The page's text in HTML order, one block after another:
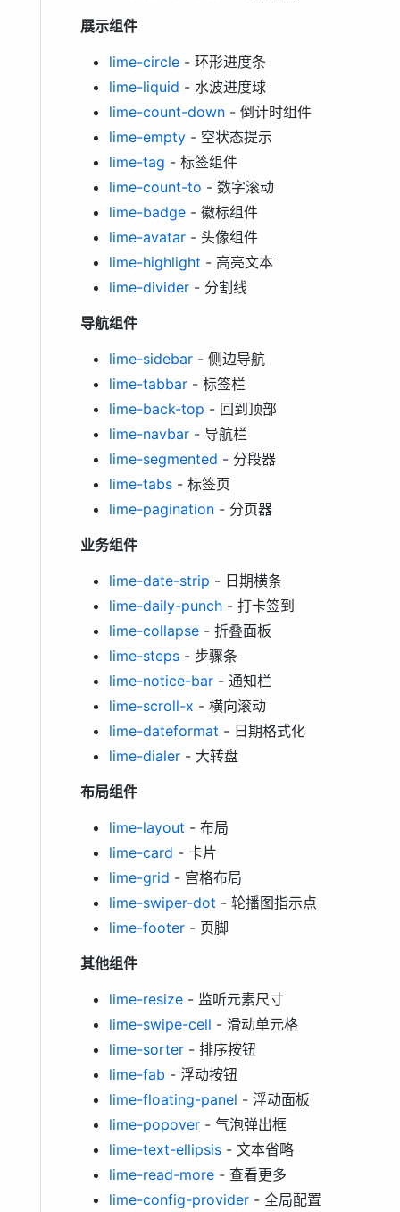
展示组件
lime-circle - 环形进度条
lime-liquid - 水波进度球
lime-count-down - 倒计时组件
lime-empty - 空状态提示
lime-tag - 标签组件
lime-count-to - 数字滚动
lime-badge - 徽标组件
lime-avatar - 头像组件
lime-highlight - 高亮文本
lime-divider - 分割线
导航组件
lime-sidebar - 侧边导航
lime-tabbar - 标签栏
lime-back-top - 回到顶部
lime-navbar - 导航栏
lime-segmented - 分段器
lime-tabs - 标签页
lime-pagination - 分页器
业务组件
lime-date-strip - 日期横条
lime-daily-punch - 打卡签到
lime-collapse - 折叠面板
lime-steps - 步骤条
lime-notice-bar - 通知栏
lime-scroll-x - 横向滚动
lime-dateformat - 日期格式化
lime-dialer - 大转盘
布局组件
lime-layout - 布局
lime-card - 卡片
lime-grid - 宫格布局
lime-swiper-dot - 轮播图指示点
lime-footer - 页脚
其他组件
lime-resize - 监听元素尺寸
lime-swipe-cell - 滑动单元格
lime-sorter - 排序按钮
lime-fab - 浮动按钮
lime-floating-panel - 浮动面板
lime-popover - 气泡弹出框
lime-text-ellipsis - 文本省略
lime-read-more - 查看更多
lime-config-provider - 全局配置